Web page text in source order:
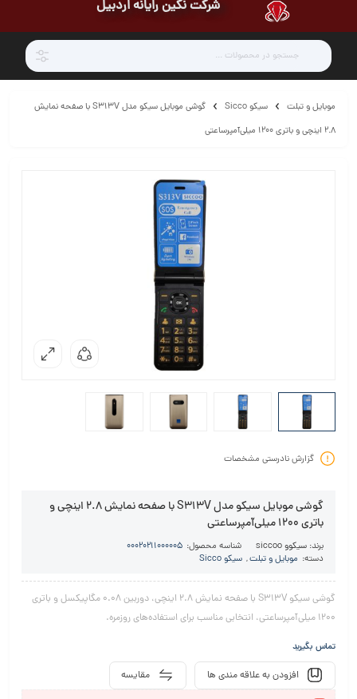
شرکت نگین رایانه اردبیل
موبایل و تبلت سیکو Sicco
گوشی موبایل سیکو مدل S313V با صفحه نمایش
2.8 اینچی و باتری 1200 میلی‌آمپرساعتی
گزارش نادرستی مشخصات
گوشی موبایل سیکو مدل S313V با صفحه نمایش 2.8 اینچی و
باتری 1200 میلی‌آمپرساعتی
برند: سیکوو siccoo شناسه محصول: 00020211000005
دسته: موبایل و تبلت, سیکو Sicco
گوشی سیکو S313V با صفحه نمایش 2.8 اینچی، دوربین 0.08 مگاپیکسل و باتری
1200 میلی‌آمپرساعتی، انتخابی مناسب برای استفاده‌های روزمره.
تماس بگیرید
مقایسه افزودن به علاقه مندی ها